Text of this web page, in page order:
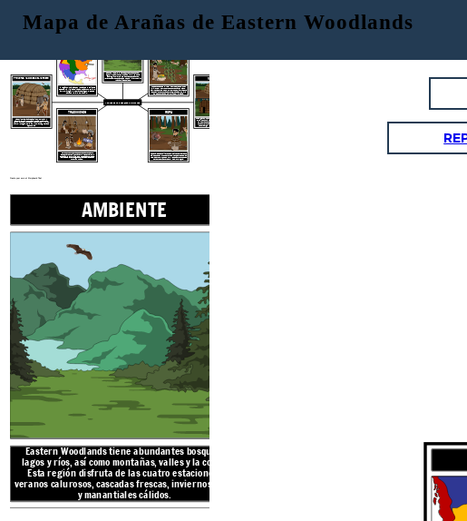
Mapa de Arañas de Eastern Woodlands
Create your own at Storyboard That
Viviendas
ROPA
TRADICIONES
PRIMERAS NACIONES DEL NORESTE
Eastern Woodlands
tiene abundantes bosques, lagos y ríos, así como montañas, valles y la costa. Esta región disfruta de las cuatro estaciones: veranos calurosos, cascadas frescas, inviernos fríos y manantiales cálidos.
Los densos bosques, ríos y arroyos proporcionan alimentos y recursos. Los bosques tienen pavos, ciervos, castores, lobos, zorros y osos, mientras que la costa tiene conchas, ballenas y bacalao.
Los Algonquin construyeron wigwams, una casa en forma de cúpula con un marco de madera cubierto con esteras de corteza de abedul. Los iroqueses construyeron casas comunales, una cabaña de madera larga y estrecha para varias familias.
Los animales se utilizaron como alimento y para sus pieles que se usaron para ropa, mantas y bolsas. Se recolectaron plumas de pavo y se cosieron en capas para proporcionar calor y repeler el agua.
representar eventos importantes yse pueden
Mohawk, Séneca, Cayuga, Onondaga, Oneida, Tuscarora y Huron de habla Iroquesa; y los Shawnee, Mi'kmaq, Ojibwe, Mohegan, Delaware y Wompanoag de habla algonquina
La región cultural Eastern Woodlands se
extiende desde
el río Mississippi hasta el océano Atlántico e incluye la región de los Grandes Lagos, el este de Canadá y el valle del río Ohio.
AMBIENTE
Eastern Woodlandstiene abundantes bosques,
lagos y ríos, así como montañas, valles y la costa.
Esta región disfruta de las cuatro estaciones:
veranos calurosos, cascadas frescas, inviernos fríos
y manantiales cálidos.